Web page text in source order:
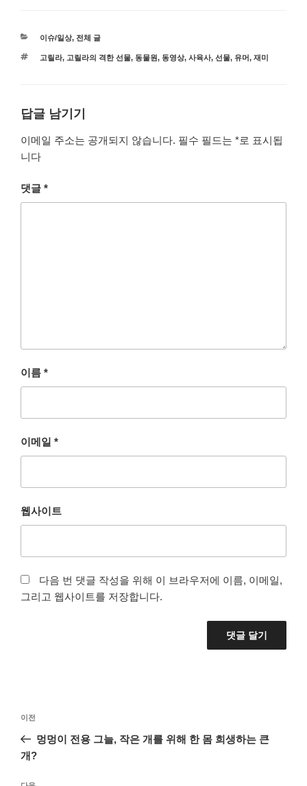
카
고
이슈/일상, 전체 글
태
고릴라, 고릴라의 격한 선물, 동물원, 동영상, 사육사, 선물, 유머, 재미
답글 남기기
이메일 주소는 공개되지 않습니다. 필수 필드는 *로 표시됩
니다
댓글 *
이름 *
이메일 *
웹사이트
다음 번 댓글 작성을 위해 이 브라우저에 이름, 이메일,
그리고 웹사이트를 저장합니다.
색
이
전
글
이전
멍멍이 전용 그늘, 작은 개를 위해 한 몸 희생하는 큰
개?